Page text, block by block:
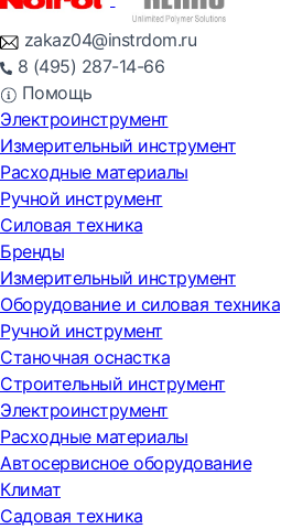
zakaz04@instrdom.ru
8 (495) 287-14-66
Помощь
Электроинструмент
Измерительный инструмент
Расходные материалы
Ручной инструмент
Силовая техника
Бренды
Измерительный инструмент
Оборудование и силовая техника
Ручной инструмент
Станочная оснастка
Строительный инструмент
Электроинструмент
Расходные материалы
Автосервисное оборудование
Климат
Садовая техника